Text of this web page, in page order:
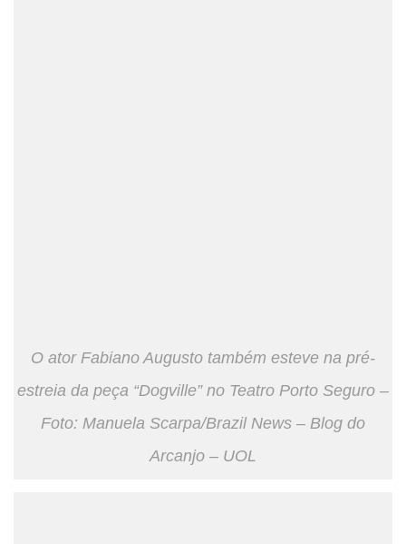
O ator Fabiano Augusto também esteve na pré-
estreia da peça “Dogville” no Teatro Porto Seguro –
Foto: Manuela Scarpa/Brazil News – Blog do
Arcanjo – UOL